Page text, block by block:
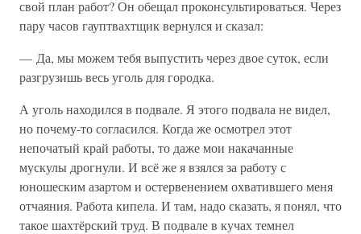
свой план работ? Он обещал проконсультироваться. Через
пару часов гауптвахтщик вернулся и сказал:
— Да, мы можем тебя выпустить через двое суток, если
разгрузишь весь уголь для городка.
А уголь находился в подвале. Я этого подвала не видел,
но почему-то согласился. Когда же осмотрел этот
непочатый край работы, то даже мои накачанные
мускулы дрогнули. И всё же я взялся за работу с
юношеским азартом и остервенением охватившего меня
отчаяния. Работа кипела. И там, надо сказать, я понял, что
такое шахтёрский труд. В подвале в кучах темнел